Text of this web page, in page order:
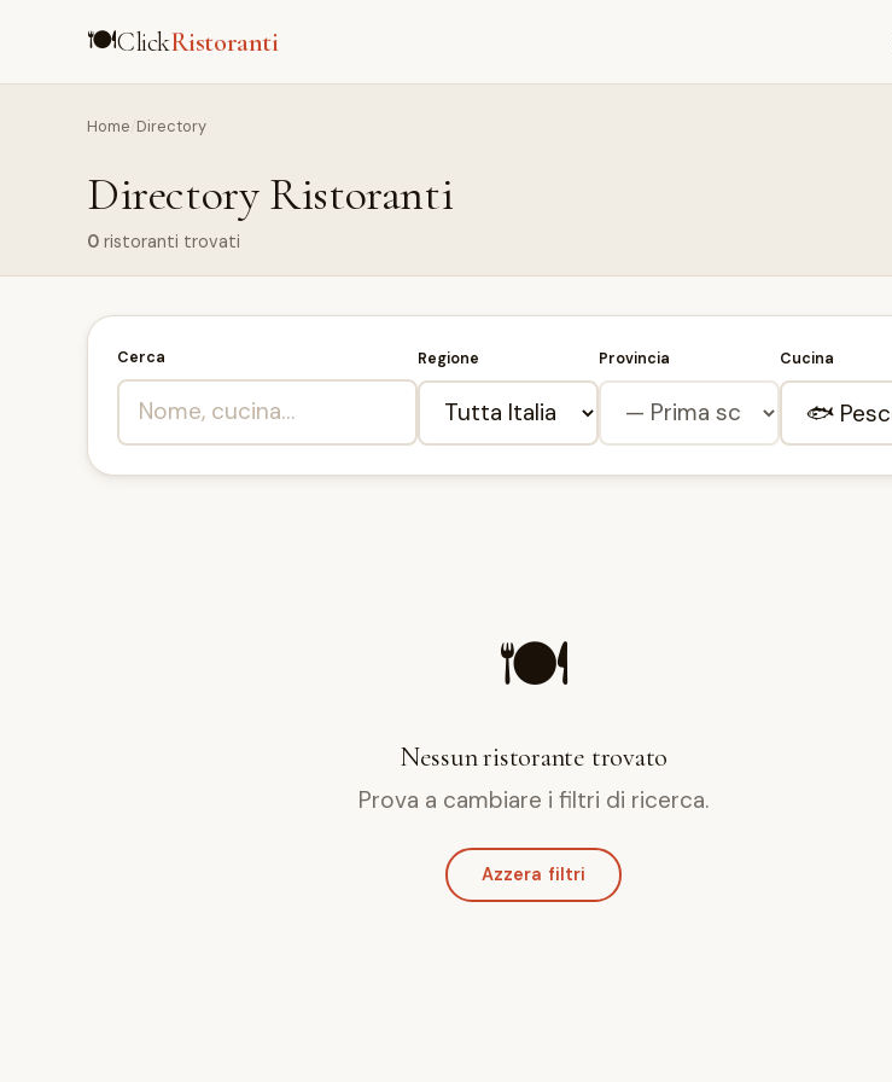
🍽️ClickRistoranti
Home Directory
Directory Ristoranti
0 ristoranti trovati
Cerca Regione Provincia Cucina
🍽️
Nessun ristorante trovato
Prova a cambiare i filtri di ricerca.
Azzera filtri